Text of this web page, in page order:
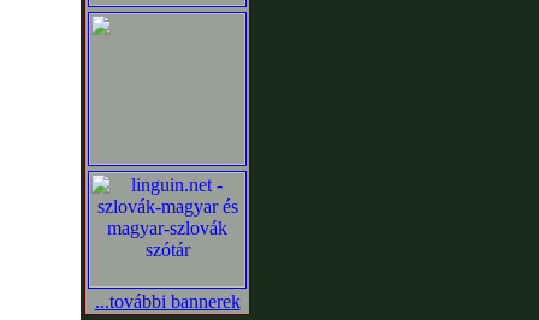
...további bannerek